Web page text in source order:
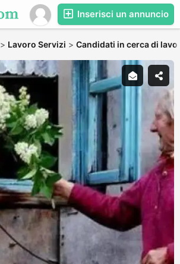
Inserisci un annuncio
> Lavoro Servizi > Candidati in cerca di